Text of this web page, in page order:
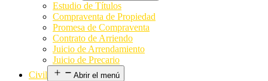
Estudio de Títulos
Compraventa de Propiedad
Promesa de Compraventa
Contrato de Arriendo
Juicio de Arrendamiento
Juicio de Precario
Civil
Abrir el menú